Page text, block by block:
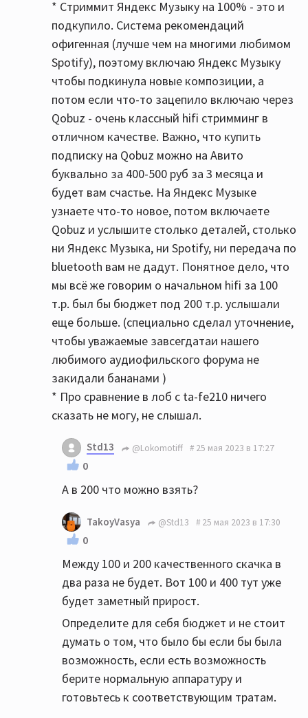
* Стриммит Яндекс Музыку на 100% - это и
подкупило. Система рекомендаций
офигенная (лучше чем на многими любимом
Spotify), поэтому включаю Яндекс Музыку
чтобы подкинула новые композиции, а
потом если что-то зацепило включаю через
Qobuz - очень классный hifi стримминг в
отличном качестве. Важно, что купить
подписку на Qobuz можно на Авито
буквально за 400-500 руб за 3 месяца и
будет вам счастье. На Яндекс Музыке
узнаете что-то новое, потом включаете
Qobuz и услышите столько деталей, столько
ни Яндекс Музыка, ни Spotify, ни передача по
bluetooth вам не дадут. Понятное дело, что
мы всё же говорим о начальном hifi за 100
т.р. был бы бюджет под 200 т.р. услышали
еще больше. (специально сделал уточнение,
чтобы уважаемые завсегдатаи нашего
любимого аудиофильского форума не
закидали бананами )
* Про сравнение в лоб с ta-fe210 ничего
сказать не могу, не слышал.
Std13 @Lokomotiff 25 мая 2023 в 17:27
0
А в 200 что можно взять?
TakoyVasya @Std13 25 мая 2023 в 17:30
0
Между 100 и 200 качественного скачка в
два раза не будет. Вот 100 и 400 тут уже
будет заметный прирост.
Определите для себя бюджет и не стоит
думать о том, что было бы если бы была
возможность, если есть возможность
берите нормальную аппаратуру и
готовьтесь к соответствующим тратам.